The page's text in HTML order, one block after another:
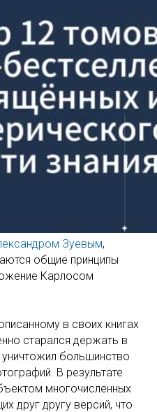
Зуевым,
общие принципы
Карлосом
в своих книгах
старался держать в
большинство
В результате
многочисленных
друг другу версий, что